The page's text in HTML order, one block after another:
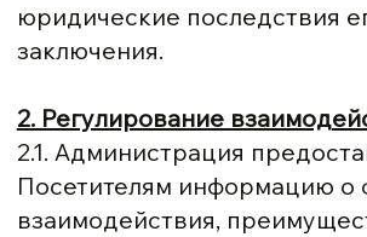
юридические последствия
заключения.
2. Регулирование
2.1. Администрация
Посетителям информацию о
взаимодействия,